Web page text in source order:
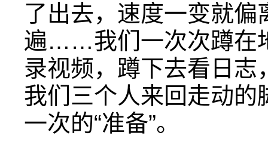
了出去，速度一变就
遍……我们一次次蹲在
录视频，蹲下去看日
我们三个人来回走动的
一次的“准备”。